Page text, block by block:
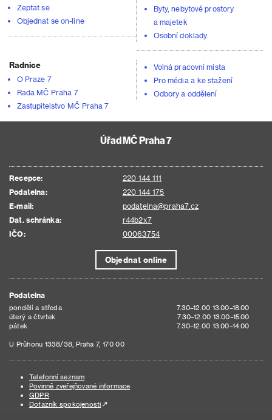
Zeptat se
Objednat se on-line
Byty, nebytové prostory
a majetek
Osobní doklady
Radnice
O Praze 7
Rada MČ Praha 7
Zastupitelstvo MČ Praha 7
Volná pracovní místa
Pro média a ke stažení
Odbory a oddělení
Úřad MČ Praha 7
Recepce:
220 144 111
Podatelna:
220 144 175
E-mail:
podatelna@praha7.cz
Dat. schránka:
r44b2x7
IČO:
00063754
Objednat online
Podatelna
pondělí a středa
7.30–12.00 13.00–18.00
úterý a čtvrtek
7.30–12.00 13.00–15.00
pátek
7.30–12.00 13.00–14.00
U Průhonu 1338/38, Praha 7, 170 00
Telefonní seznam
Povinně zveřejňované informace
GDPR
Dotazník spokojenosti